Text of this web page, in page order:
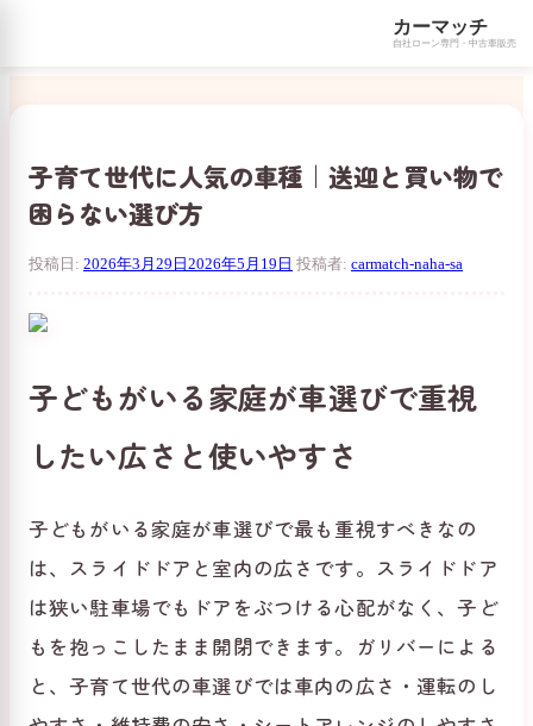
カーマッチ
自社ローン専門・中古車販売
子育て世代に人気の車種｜送迎と買い物で
困らない選び方
投稿日: 2026年3月29日 2026年5月19日 投稿者: carmatch-naha-sa
子どもがいる家庭が車選びで重視
したい広さと使いやすさ
子どもがいる家庭が車選びで最も重視すべきなの
は、スライドドアと室内の広さです。スライドドア
は狭い駐車場でもドアをぶつける心配がなく、子ど
もを抱っこしたまま開閉できます。ガリバーによる
と、子育て世代の車選びでは車内の広さ・運転のし